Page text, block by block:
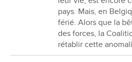
pays. Mais, en
férié. Alors que la
des forces, la
rétablir cette